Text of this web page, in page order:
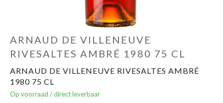
Geels Witteke De Maan's Jenever
ARNAUD DE VILLENEUVE
RIVESALTES AMBRÉ 1980 75 CL
ARNAUD DE VILLENEUVE RIVESALTES AMBRÉ
1980 75 CL
Op voorraad / direct leverbaar